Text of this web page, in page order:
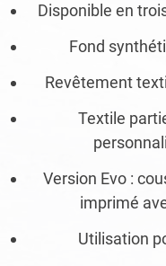
Disponible en
Fond
Revêtement
Textile
Version Evo :
imprimé
Utilisation